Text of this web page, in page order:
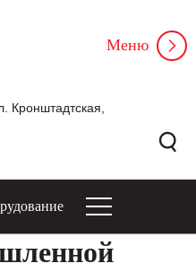
Кронштадтская,
Меню